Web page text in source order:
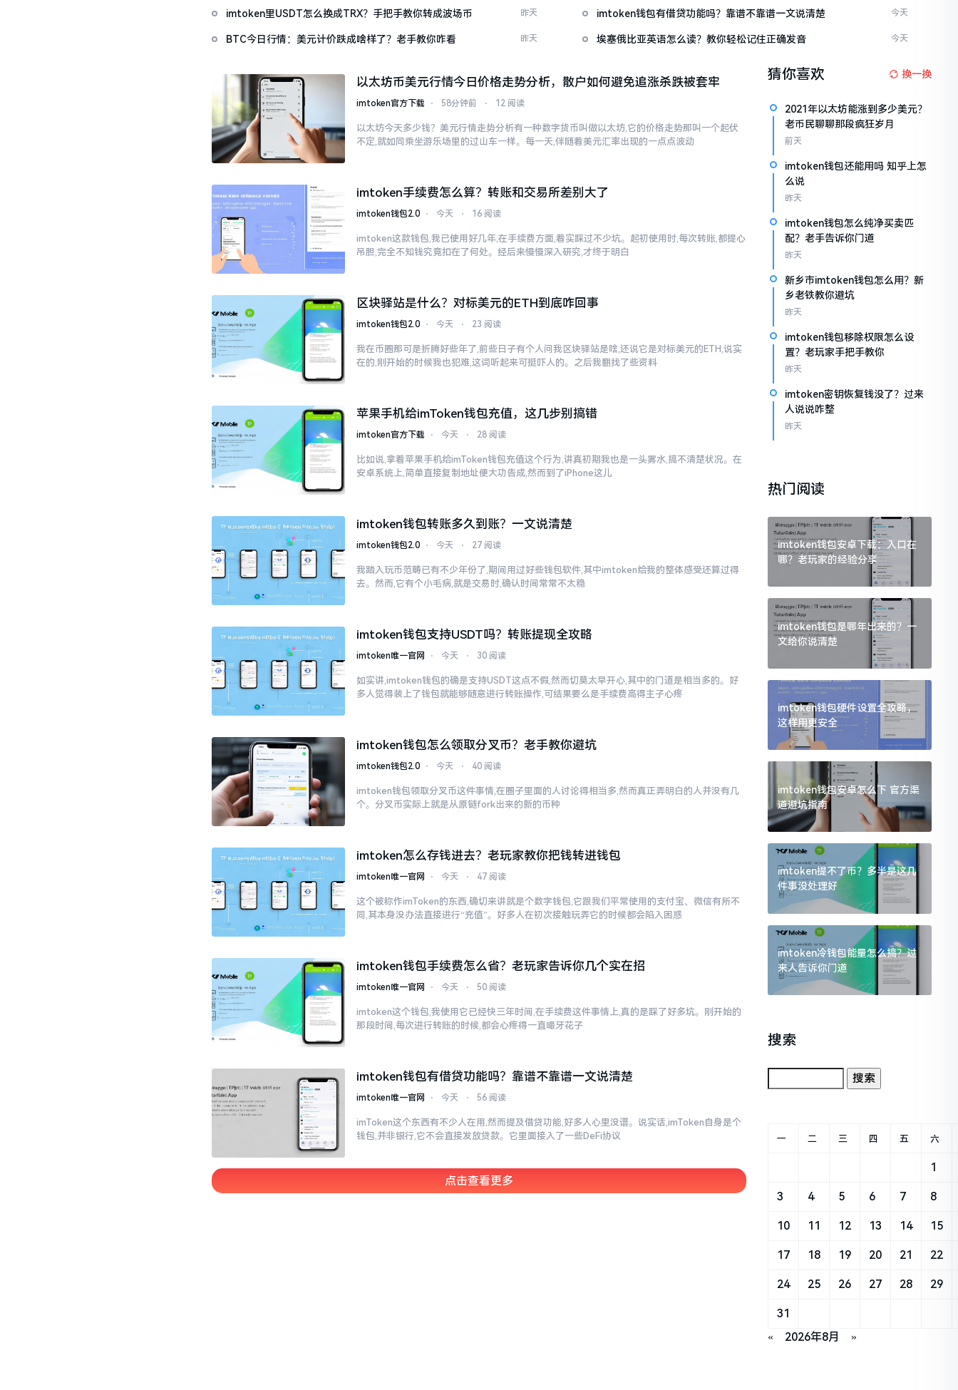
imtoken里USDT怎么换成TRX？手把手教你转成波场币 昨天
BTC今日行情：美元计价跌成啥样了？老手教你咋看 昨天
imtoken钱包有借贷功能吗？靠谱不靠谱一文说清楚 今天
埃塞俄比亚英语怎么读？教你轻松记住正确发音 今天
以太坊币美元行情今日价格走势分析，散户如何避免追涨杀跌被套牢
imtoken官方下载 ⋅ 58分钟前 ⋅ 12 阅读
以太坊今天多少钱？美元行情走势分析有一种数字货币叫做以太坊,它的价格走势那叫一个起伏
不定,就如同乘坐游乐场里的过山车一样。每一天,伴随着美元汇率出现的一点点波动
imtoken手续费怎么算？转账和交易所差别大了
imtoken钱包2.0 ⋅ 今天 ⋅ 16 阅读
imtoken这款钱包,我已使用好几年,在手续费方面,着实踩过不少坑。起初使用时,每次转账,都提心
吊胆,完全不知钱究竟扣在了何处。经后来慢慢深入研究,才终于明白
区块驿站是什么？对标美元的ETH到底咋回事
imtoken钱包2.0 ⋅ 今天 ⋅ 23 阅读
我在币圈那可是折腾好些年了,前些日子有个人问我区块驿站是啥,还说它是对标美元的ETH,说实
在的,刚开始的时候我也犯难,这词听起来可挺吓人的。之后我翻找了些资料
苹果手机给imToken钱包充值，这几步别搞错
imtoken官方下载 ⋅ 今天 ⋅ 28 阅读
比如说,拿着苹果手机给imToken钱包充值这个行为,讲真初期我也是一头雾水,搞不清楚状况。在
安卓系统上,简单直接复制地址便大功告成,然而到了iPhone这儿
imtoken钱包转账多久到账？一文说清楚
imtoken钱包2.0 ⋅ 今天 ⋅ 27 阅读
我踏入玩币范畴已有不少年份了,期间用过好些钱包软件,其中imtoken给我的整体感受还算过得
去。然而,它有个小毛病,就是交易时,确认时间常常不太稳
imtoken钱包支持USDT吗？转账提现全攻略
imtoken唯一官网 ⋅ 今天 ⋅ 30 阅读
如实讲,imtoken钱包的确是支持USDT这点不假,然而切莫太早开心,其中的门道是相当多的。好
多人觉得装上了钱包就能够随意进行转账操作,可结果要么是手续费高得主子心疼
imtoken钱包怎么领取分叉币？老手教你避坑
imtoken钱包2.0 ⋅ 今天 ⋅ 40 阅读
imtoken钱包领取分叉币这件事情,在圈子里面的人讨论得相当多,然而真正弄明白的人并没有几
个。分叉币实际上就是从原链fork出来的新的币种
imtoken怎么存钱进去？老玩家教你把钱转进钱包
imtoken唯一官网 ⋅ 今天 ⋅ 47 阅读
这个被称作imToken的东西,确切来讲就是个数字钱包,它跟我们平常使用的支付宝、微信有所不
同,其本身没办法直接进行“充值”。好多人在初次接触玩弄它的时候都会陷入困惑
imtoken钱包手续费怎么省？老玩家告诉你几个实在招
imtoken唯一官网 ⋅ 今天 ⋅ 50 阅读
imtoken这个钱包,我使用它已经快三年时间,在手续费这件事情上,真的是踩了好多坑。刚开始的
那段时间,每次进行转账的时候,都会心疼得一直嘬牙花子
imtoken钱包有借贷功能吗？靠谱不靠谱一文说清楚
imtoken唯一官网 ⋅ 今天 ⋅ 56 阅读
imToken这个东西有不少人在用,然而提及借贷功能,好多人心里没谱。说实话,imToken自身是个
钱包,并非银行,它不会直接发放贷款。它里面接入了一些DeFi协议
点击查看更多
猜你喜欢 换一换
2021年以太坊能涨到多少美元？
老币民聊聊那段疯狂岁月
前天
imtoken钱包还能用吗 知乎上怎
么说
昨天
imtoken钱包怎么纯净买卖匹
配？老手告诉你门道
昨天
新乡市imtoken钱包怎么用？新
乡老铁教你避坑
昨天
imtoken钱包移除权限怎么设
置？老玩家手把手教你
昨天
imtoken密钥恢复钱没了？过来
人说说咋整
昨天
热门阅读
imtoken钱包安卓下载：入口在
哪？老玩家的经验分享
imtoken钱包是哪年出来的？一
文给你说清楚
imtoken钱包硬件设置全攻略，
这样用更安全
imtoken钱包安卓怎么下 官方渠
道避坑指南
imtoken提不了币？多半是这几
件事没处理好
imtoken冷钱包能量怎么搞？过
来人告诉你门道
搜索
« 2026年8月 »
一 二 三 四 五 六
1
3 4 5 6 7 8
10 11 12 13 14 15
17 18 19 20 21 22
24 25 26 27 28 29
31